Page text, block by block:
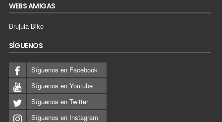
WEBS AMIGAS
Brujula Bike
SÍGUENOS
Síguenos en Facebook
Síguenos en Youtube
Síguenos en Twitter
Síguenos en Instagram